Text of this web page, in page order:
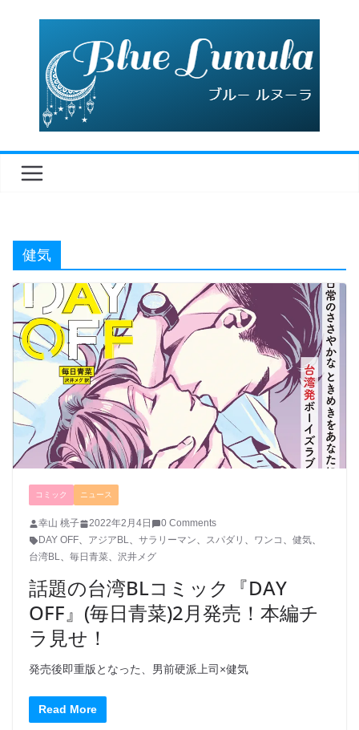
健気
コミック ニュース
幸山 桃子 2022年2月4日
0 Comments
DAY OFF、 アジアBL、 サラリーマン、 スパダリ 、 ワンコ 、 健気、
台湾BL、 毎日青菜、 沢井メグ
話題の台湾BLコミック『DAY
OFF』(毎日青菜)2月発売！本編チ
ラ見せ！
発売後即重版となった、男前硬派上司×健気
Read More